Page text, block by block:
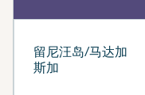
留尼汪岛/马达加
斯加